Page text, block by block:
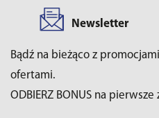
Newsletter
Bądź na bieżąco z
ofertami.
ODBIERZ BONUS na pierwsze